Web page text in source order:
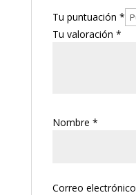
Tu puntuación *
Tu valoración *
Nombre *
Correo electrónico